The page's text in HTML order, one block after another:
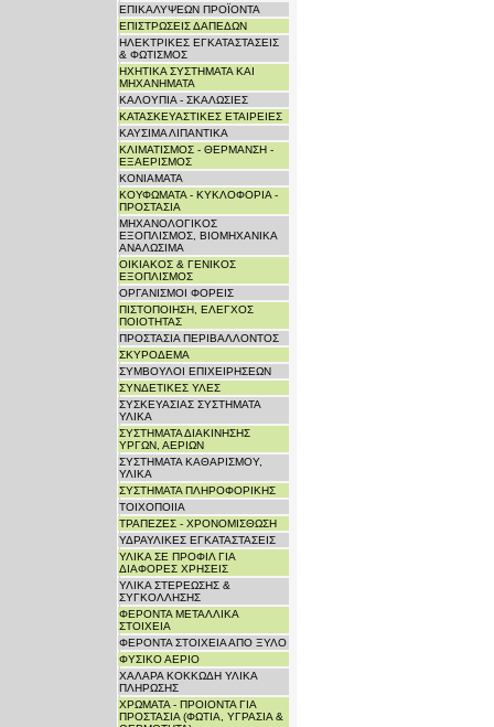
ΕΠΙΚΑΛΥΨΕΩΝ ΠΡΟΪΟΝΤΑ
ΕΠΙΣΤΡΩΣΕΙΣ ΔΑΠΕΔΩΝ
ΗΛΕΚΤΡΙΚΕΣ ΕΓΚΑΤΑΣΤΑΣΕΙΣ
& ΦΩΤΙΣΜΟΣ
ΗΧΗΤΙΚΑ ΣΥΣΤΗΜΑΤΑ ΚΑΙ
ΜΗΧΑΝΗΜΑΤΑ
ΚΑΛΟΥΠΙΑ - ΣΚΑΛΩΣΙΕΣ
ΚΑΤΑΣΚΕΥΑΣΤΙΚΕΣ ΕΤΑΙΡΕΙΕΣ
ΚΑΥΣΙΜΑ ΛΙΠΑΝΤΙΚΑ
ΚΛΙΜΑΤΙΣΜΟΣ - ΘΕΡΜΑΝΣΗ -
ΕΞΑΕΡΙΣΜΟΣ
ΚΟΝΙΑΜΑΤΑ
ΚΟΥΦΩΜΑΤΑ - ΚΥΚΛΟΦΟΡΙΑ -
ΠΡΟΣΤΑΣΙΑ
ΜΗΧΑΝΟΛΟΓΙΚΟΣ
ΕΞΟΠΛΙΣΜΟΣ, ΒΙΟΜΗΧΑΝΙΚΑ
ΑΝΑΛΩΣΙΜΑ
ΟΙΚΙΑΚΟΣ & ΓΕΝΙΚΟΣ
ΕΞΟΠΛΙΣΜΟΣ
ΟΡΓΑΝΙΣΜΟΙ ΦΟΡΕΙΣ
ΠΙΣΤΟΠΟΙΗΣΗ, ΕΛΕΓΧΟΣ
ΠΟΙΟΤΗΤΑΣ
ΠΡΟΣΤΑΣΙΑ ΠΕΡΙΒΑΛΛΟΝΤΟΣ
ΣΚΥΡΟΔΕΜΑ
ΣΥΜΒΟΥΛΟΙ ΕΠΙΧΕΙΡΗΣΕΩΝ
ΣΥΝΔΕΤΙΚΕΣ ΥΛΕΣ
ΣΥΣΚΕΥΑΣΙΑΣ ΣΥΣΤΗΜΑΤΑ
ΥΛΙΚΑ
ΣΥΣΤΗΜΑΤΑ ΔΙΑΚΙΝΗΣΗΣ
ΥΡΓΩΝ, ΑΕΡΙΩΝ
ΣΥΣΤΗΜΑΤΑ ΚΑΘΑΡΙΣΜΟΥ,
ΥΛΙΚΑ
ΣΥΣΤΗΜΑΤΑ ΠΛΗΡΟΦΟΡΙΚΗΣ
ΤΟΙΧΟΠΟΙΙΑ
ΤΡΑΠΕΖΕΣ - ΧΡΟΝΟΜΙΣΘΩΣΗ
ΥΔΡΑΥΛΙΚΕΣ ΕΓΚΑΤΑΣΤΑΣΕΙΣ
ΥΛΙΚΑ ΣΕ ΠΡΟΦΙΛ ΓΙΑ
ΔΙΑΦΟΡΕΣ ΧΡΗΣΕΙΣ
ΥΛΙΚΑ ΣΤΕΡΕΩΣΗΣ &
ΣΥΓΚΟΛΛΗΣΗΣ
ΦΕΡΟΝΤΑ ΜΕΤΑΛΛΙΚΑ
ΣΤΟΙΧΕΙΑ
ΦΕΡΟΝΤΑ ΣΤΟΙΧΕΙΑ ΑΠΟ ΞΥΛΟ
ΦΥΣΙΚΟ ΑΕΡΙΟ
ΧΑΛΑΡΑ ΚΟΚΚΩΔΗ ΥΛΙΚΑ
ΠΛΗΡΩΣΗΣ
ΧΡΩΜΑΤΑ - ΠΡΟΙΟΝΤΑ ΓΙΑ
ΠΡΟΣΤΑΣΙΑ (ΦΩΤΙΑ, ΥΓΡΑΣΙΑ &